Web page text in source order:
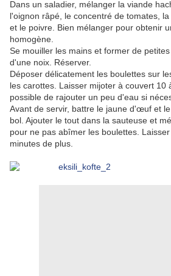
Dans un saladier, mélanger la viande
l'oignon râpé, le concentré de tomates,
et le poivre. Bien mélanger pour obtenir
homogène.
Se mouiller les mains et former de
d'une noix. Réserver.
Déposer délicatement les boulettes sur
les carottes. Laisser mijoter à couvert 10
possible de rajouter un peu d'eau si
Avant de servir, battre le jaune d'œuf et
bol. Ajouter le tout dans la sauteuse et
pour ne pas abîmer les boulettes.
minutes de plus.